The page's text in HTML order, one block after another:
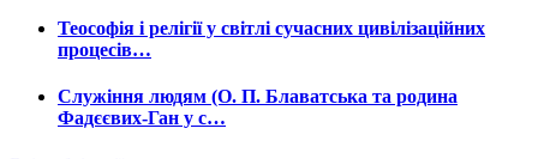
Теософія і релігії у світлі сучасних цивілізаційних
процесів…
Служіння людям (О. П. Блаватська та родина
Фадєєвих-Ган у с…